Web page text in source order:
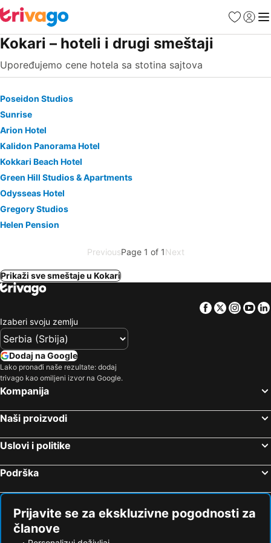
FavoritiPrijavi
Kokari – hoteli i drugi smeštaji
Upoređujemo cene hotela sa stotina sajtova
Poseidon Studios
Sunrise
Arion Hotel
Kalidon Panorama Hotel
Kokkari Beach Hotel
Green Hill Studios & Apartments
Odysseas Hotel
Gregory Studios
Helen Pension
PreviousPage 1 of 1Next
Prikaži sve smeštaje u Kokari
Facebook
Twitter
Izaberi svoju zemlju
Dodaj na Google
Lako pronađi naše rezultate: dodaj
trivago kao omiljeni izvor na Google.
Kompanija
Naši proizvodi
Uslovi i politike
Podrška
Prijavite se za ekskluzivne pogodnosti za
članove